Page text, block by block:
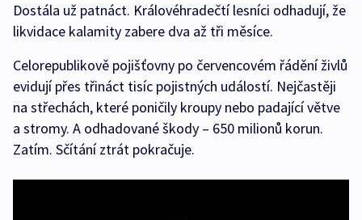
Dostála už patnáct. Královéhradečtí lesníci odhadují, že
likvidace kalamity zabere dva až tři měsíce.
Celorepublikově pojišťovny po červencovém řádění živlů
evidují přes třináct tisíc pojistných událostí. Nejčastěji
na střechách, které poničily kroupy nebo padající větve
a stromy. A odhadované škody – 650 milionů korun.
Zatím. Sčítání ztrát pokračuje.